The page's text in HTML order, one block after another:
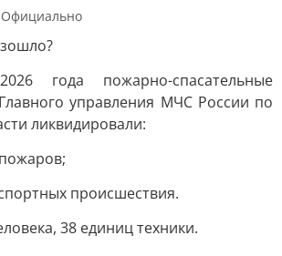
Официально
года пожарно-спасательные
управления МЧС России по
ликвидировали:
происшествия.
38 единиц техники.